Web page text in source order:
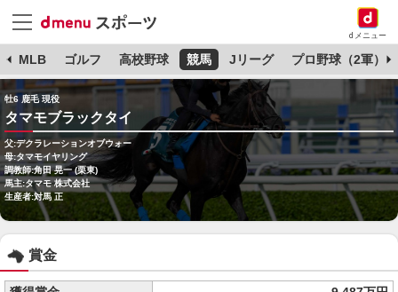
dメニュー
MLB ゴルフ 高校野球 競馬 Jリーグ プロ野球（2軍）
牡6 鹿毛 現役
タマモブラックタイ
父:デクラレーションオブウォー
母:タマモイヤリング
調教師:角田 晃一 (栗東)
馬主:タマモ 株式会社
生産者:対馬 正
賞金